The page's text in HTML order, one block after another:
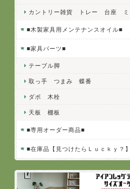
カントリー雑貨 トレー 台座 ミ
■木製家具用メンテナンスオイル■
■家具パーツ■
テーブル脚
取っ手 つまみ 蝶番
ダボ 木栓
天板 棚板
■専用オーダー商品■
■在庫品【見つけたらＬｕｃｋｙ？